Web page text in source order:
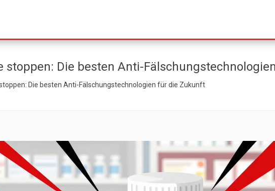
stoppen: Die besten Anti-
Die besten Anti-Fälschungstechnologien für die Zukunft